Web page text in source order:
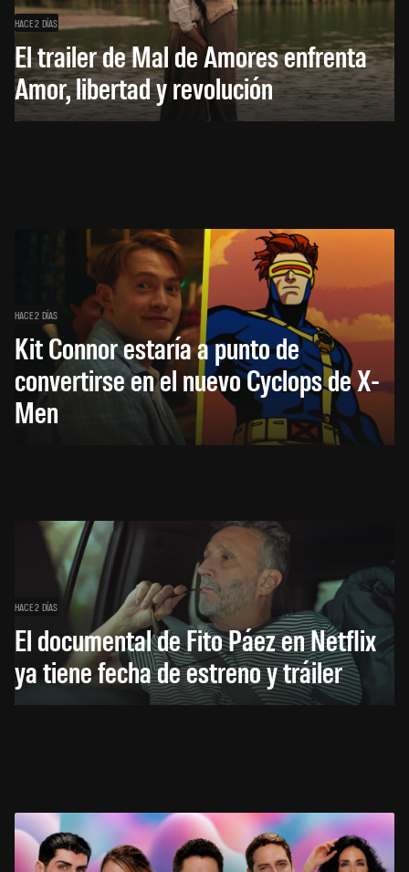
HACE 2 DÍAS
El trailer de Mal de Amores enfrenta
Amor, libertad y revolución
HACE 2 DÍAS
Kit Connor estaría a punto de
convertirse en el nuevo Cyclops de X-
Men
HACE 2 DÍAS
El documental de Fito Páez en Netflix
ya tiene fecha de estreno y tráiler